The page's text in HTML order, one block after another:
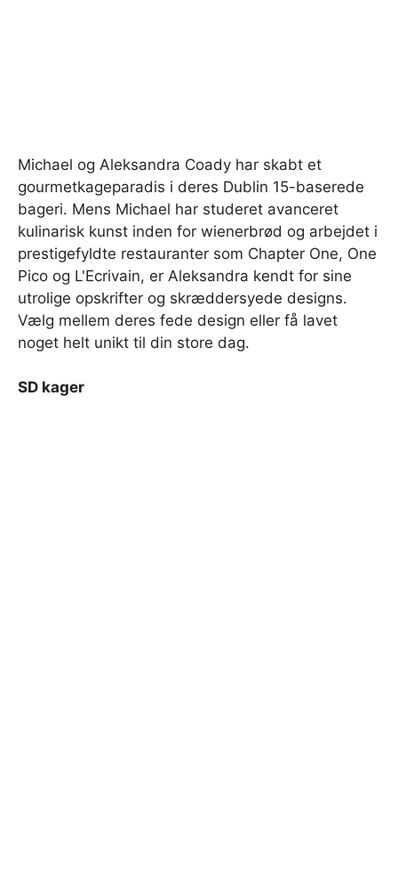
Michael og Aleksandra Coady har skabt et
gourmetkageparadis i deres Dublin 15-baserede
bageri. Mens Michael har studeret avanceret
kulinarisk kunst inden for wienerbrød og arbejdet i
prestigefyldte restauranter som Chapter One, One
Pico og L'Ecrivain, er Aleksandra kendt for sine
utrolige opskrifter og skræddersyede designs.
Vælg mellem deres fede design eller få lavet
noget helt unikt til din store dag.
SD kager